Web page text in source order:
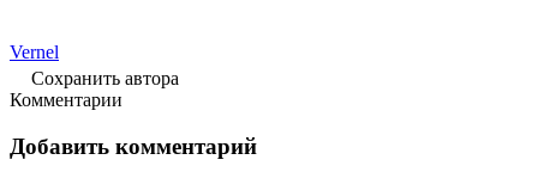
Vernel
Сохранить автора
Комментарии
Добавить комментарий